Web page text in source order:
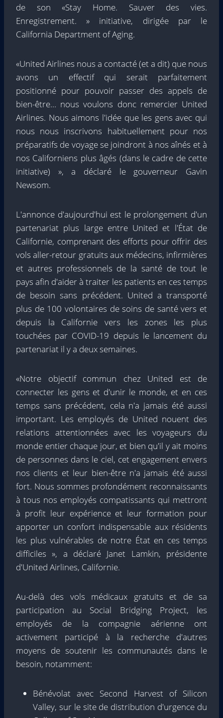
de son «Stay Home. Sauver des vies.
Enregistrement. » initiative, dirigée par le
California Department of Aging.
«United Airlines nous a contacté (et a dit) que nous
avons un effectif qui serait parfaitement
positionné pour pouvoir passer des appels de
bien-être… nous voulons donc remercier United
Airlines. Nous aimons l'idée que les gens avec qui
nous nous inscrivons habituellement pour nos
préparatifs de voyage se joindront à nos aînés et à
nos Californiens plus âgés (dans le cadre de cette
initiative) », a déclaré le gouverneur Gavin
Newsom.
L'annonce d'aujourd'hui est le prolongement d'un
partenariat plus large entre United et l'État de
Californie, comprenant des efforts pour offrir des
vols aller-retour gratuits aux médecins, infirmières
et autres professionnels de la santé de tout le
pays afin d'aider à traiter les patients en ces temps
de besoin sans précédent. United a transporté
plus de 100 volontaires de soins de santé vers et
depuis la Californie vers les zones les plus
touchées par COVID-19 depuis le lancement du
partenariat il y a deux semaines.
«Notre objectif commun chez United est de
connecter les gens et d'unir le monde, et en ces
temps sans précédent, cela n'a jamais été aussi
important. Les employés de United nouent des
relations attentionnées avec les voyageurs du
monde entier chaque jour, et bien qu'il y ait moins
de personnes dans le ciel, cet engagement envers
nos clients et leur bien-être n'a jamais été aussi
fort. Nous sommes profondément reconnaissants
à tous nos employés compatissants qui mettront
à profit leur expérience et leur formation pour
apporter un confort indispensable aux résidents
les plus vulnérables de notre État en ces temps
difficiles », a déclaré Janet Lamkin, présidente
d'United Airlines, Californie.
Au-delà des vols médicaux gratuits et de sa
participation au Social Bridging Project, les
employés de la compagnie aérienne ont
activement participé à la recherche d'autres
moyens de soutenir les communautés dans le
besoin, notamment:
Bénévolat avec Second Harvest of Silicon
Valley, sur le site de distribution d'urgence du